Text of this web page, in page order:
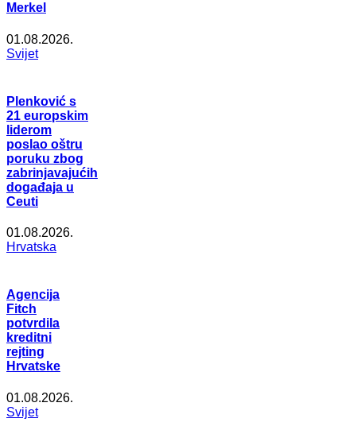
Merkel
01.08.2026.
Svijet
Plenković s
21 europskim
liderom
poslao oštru
poruku zbog
zabrinjavajućih
događaja u
Ceuti
01.08.2026.
Hrvatska
Agencija
Fitch
potvrdila
kreditni
rejting
Hrvatske
01.08.2026.
Svijet